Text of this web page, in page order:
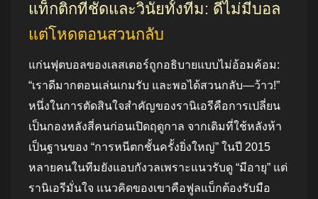
แท็กติกที่ชัดและวินัยทั้งทีม: ดีไม่มีบอล
แต่โหดตอนสวนกลับ
แก่นฟุตบอลของเลสเตอร์ถูกอธิบายแบบไม่อ้อมค้อม:
“เราดีมากตอนเล่นเกมรับ และพอได้สวนกลับ—ว้าว!”
หนึ่งในการตัดสินใจสำคัญของรานิเอรีคือการเปลี่ยน
เป็นกองหลังสี่คนก่อนเปิดฤดูกาล จากเดิมที่ใช้หลังห้า
เป็นฐานของ “การหนีตกชั้นครั้งยิ่งใหญ่” ในปี 2015
หลายคนในทีมยังแอบกังวลเพราะแนวรับดู “มีอายุ” แต่
รานิเอรีมั่นใจ แนวคิดของเขาคือฟูลแบ็กต้องรับมือ